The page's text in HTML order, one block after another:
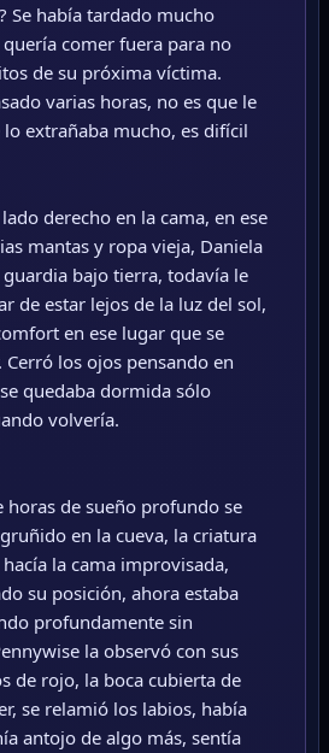
Se había tardado mucho
quería comer fuera para no
de su próxima víctima.
varias horas, no es que le
extrañaba mucho, es difícil
derecho en la cama, en ese
mantas y ropa vieja, Daniela
bajo tierra, todavía le
de estar lejos de la luz del sol,
en ese lugar que se
los ojos pensando en
quedaba dormida sólo
volvería.
horas de sueño profundo se
en la cueva, la criatura
la cama improvisada,
su posición, ahora estaba
profundamente sin
la observó con sus
de rojo, la boca cubierta de
se relamió los labios, había
antojo de algo más, sentía